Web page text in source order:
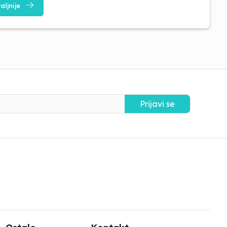
Prijavi se